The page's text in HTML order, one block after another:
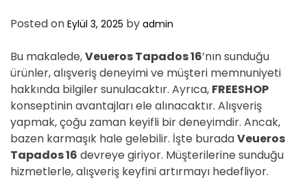
E
Posted on Eylül 3, 2025 by admin
Bu makalede,Veueros Tapados 16’nın sunduğu
ürünler, alışveriş deneyimi ve müşteri memnuniyeti
hakkında bilgiler sunulacaktır. Ayrıca, FREESHOP
konseptinin avantajları ele alınacaktır. Alışveriş
yapmak, çoğu zaman keyifli bir deneyimdir. Ancak,
bazen karmaşık hale gelebilir. İşte buradaVeueros
Tapados 16 devreye giriyor. Müşterilerine sunduğu
hizmetlerle, alışveriş keyfini artırmayı hedefliyor.